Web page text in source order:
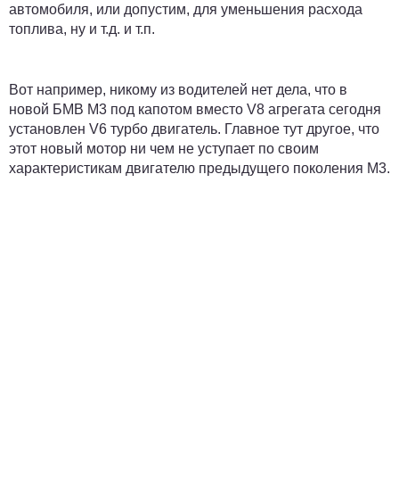
автомобиля, или допустим, для уменьшения расхода
топлива, ну и т.д. и т.п.
Вот например, никому из водителей нет дела, что в
новой БМВ М3 под капотом вместо V8 агрегата сегодня
установлен V6 турбо двигатель. Главное тут другое, что
этот новый мотор ни чем не уступает по своим
характеристикам двигателю предыдущего поколения М3.